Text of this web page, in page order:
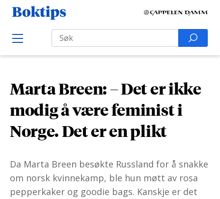
B
o
k
t
p
s
O
p
e
e
n
e
c
h
f
o
:
Search
Marta Breen: – Det er ikke
modig å være feminist i
Norge. Det er en plikt
Da Marta Breen besøkte Russland for å snakke
om norsk kvinnekamp, ble hun møtt av rosa
pepperkaker og goodie bags. Kanskje er det